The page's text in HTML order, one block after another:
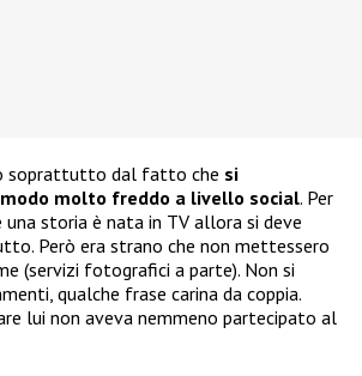
soprattutto dal fatto che si
molto freddo a livello social. Per
una storia è nata in TV allora si deve
Però era strano che non mettessero
(servizi fotografici a parte). Non si
qualche frase carina da coppia.
lui non aveva nemmeno partecipato al